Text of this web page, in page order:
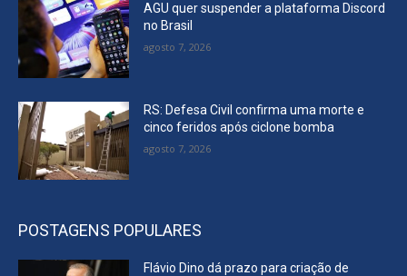
AGU quer suspender a plataforma Discord
no Brasil
agosto 7, 2026
RS: Defesa Civil confirma uma morte e
cinco feridos após ciclone bomba
agosto 7, 2026
POSTAGENS POPULARES
Flávio Dino dá prazo para criação de